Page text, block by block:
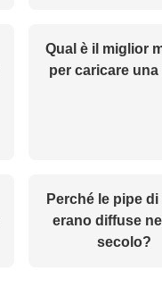
Qual è il miglior
per caricare una
Perché le pipe
erano diffuse nel
secolo?